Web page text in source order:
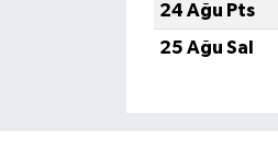
24 Ağu Pts
25 Ağu Sal